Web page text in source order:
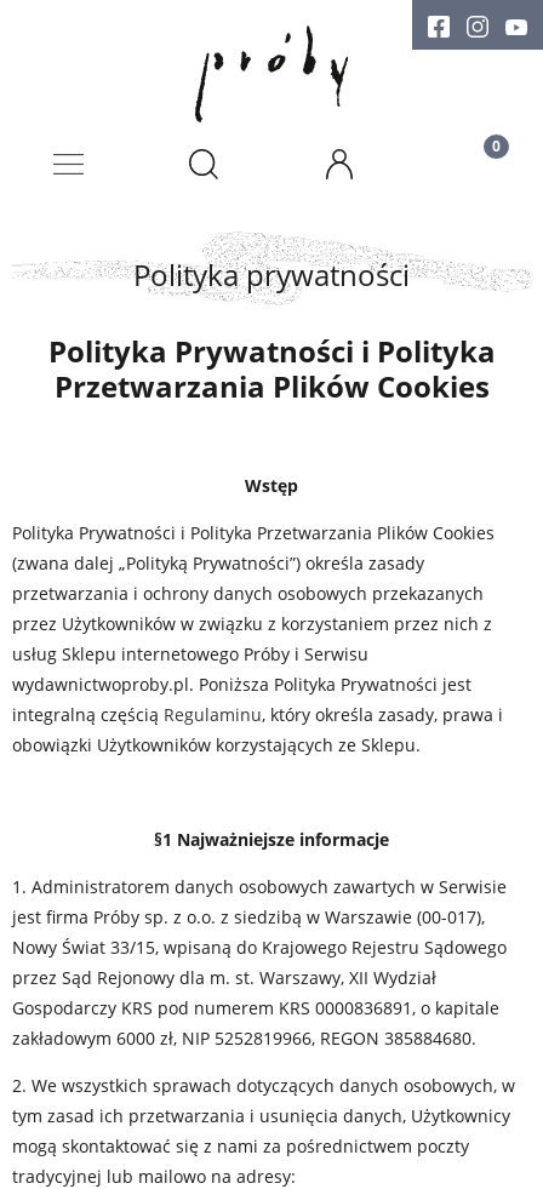
Polityka prywatności
Polityka Prywatności i Polityka
Przetwarzania Plików Cookies
Wstęp
Polityka Prywatności i Polityka Przetwarzania Plików Cookies
(zwana dalej „Polityką Prywatności”) określa zasady
przetwarzania i ochrony danych osobowych przekazanych
przez Użytkowników w związku z korzystaniem przez nich z
usług Sklepu internetowego Próby i Serwisu
wydawnictwoproby.pl. Poniższa Polityka Prywatności jest
integralną częścią Regulaminu, który określa zasady, prawa i
obowiązki Użytkowników korzystających ze Sklepu.
§1 Najważniejsze informacje
1. Administratorem danych osobowych zawartych w Serwisie
jest firma Próby sp. z o.o. z siedzibą w Warszawie (00-017),
Nowy Świat 33/15, wpisaną do Krajowego Rejestru Sądowego
przez Sąd Rejonowy dla m. st. Warszawy, XII Wydział
Gospodarczy KRS pod numerem KRS 0000836891, o kapitale
zakładowym 6000 zł, NIP 5252819966, REGON 385884680.
2. We wszystkich sprawach dotyczących danych osobowych, w
tym zasad ich przetwarzania i usunięcia danych, Użytkownicy
mogą skontaktować się z nami za pośrednictwem poczty
tradycyjnej lub mailowo na adresy: